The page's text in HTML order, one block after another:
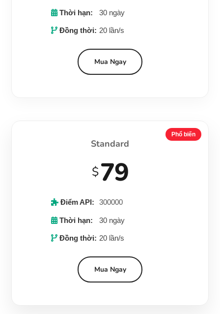
Thời hạn: 30 ngày
Đồng thời: 20 lần/s
Mua Ngay
Phổ biến
Standard
$79
Điểm API: 300000
Thời hạn: 30 ngày
Đồng thời: 20 lần/s
Mua Ngay